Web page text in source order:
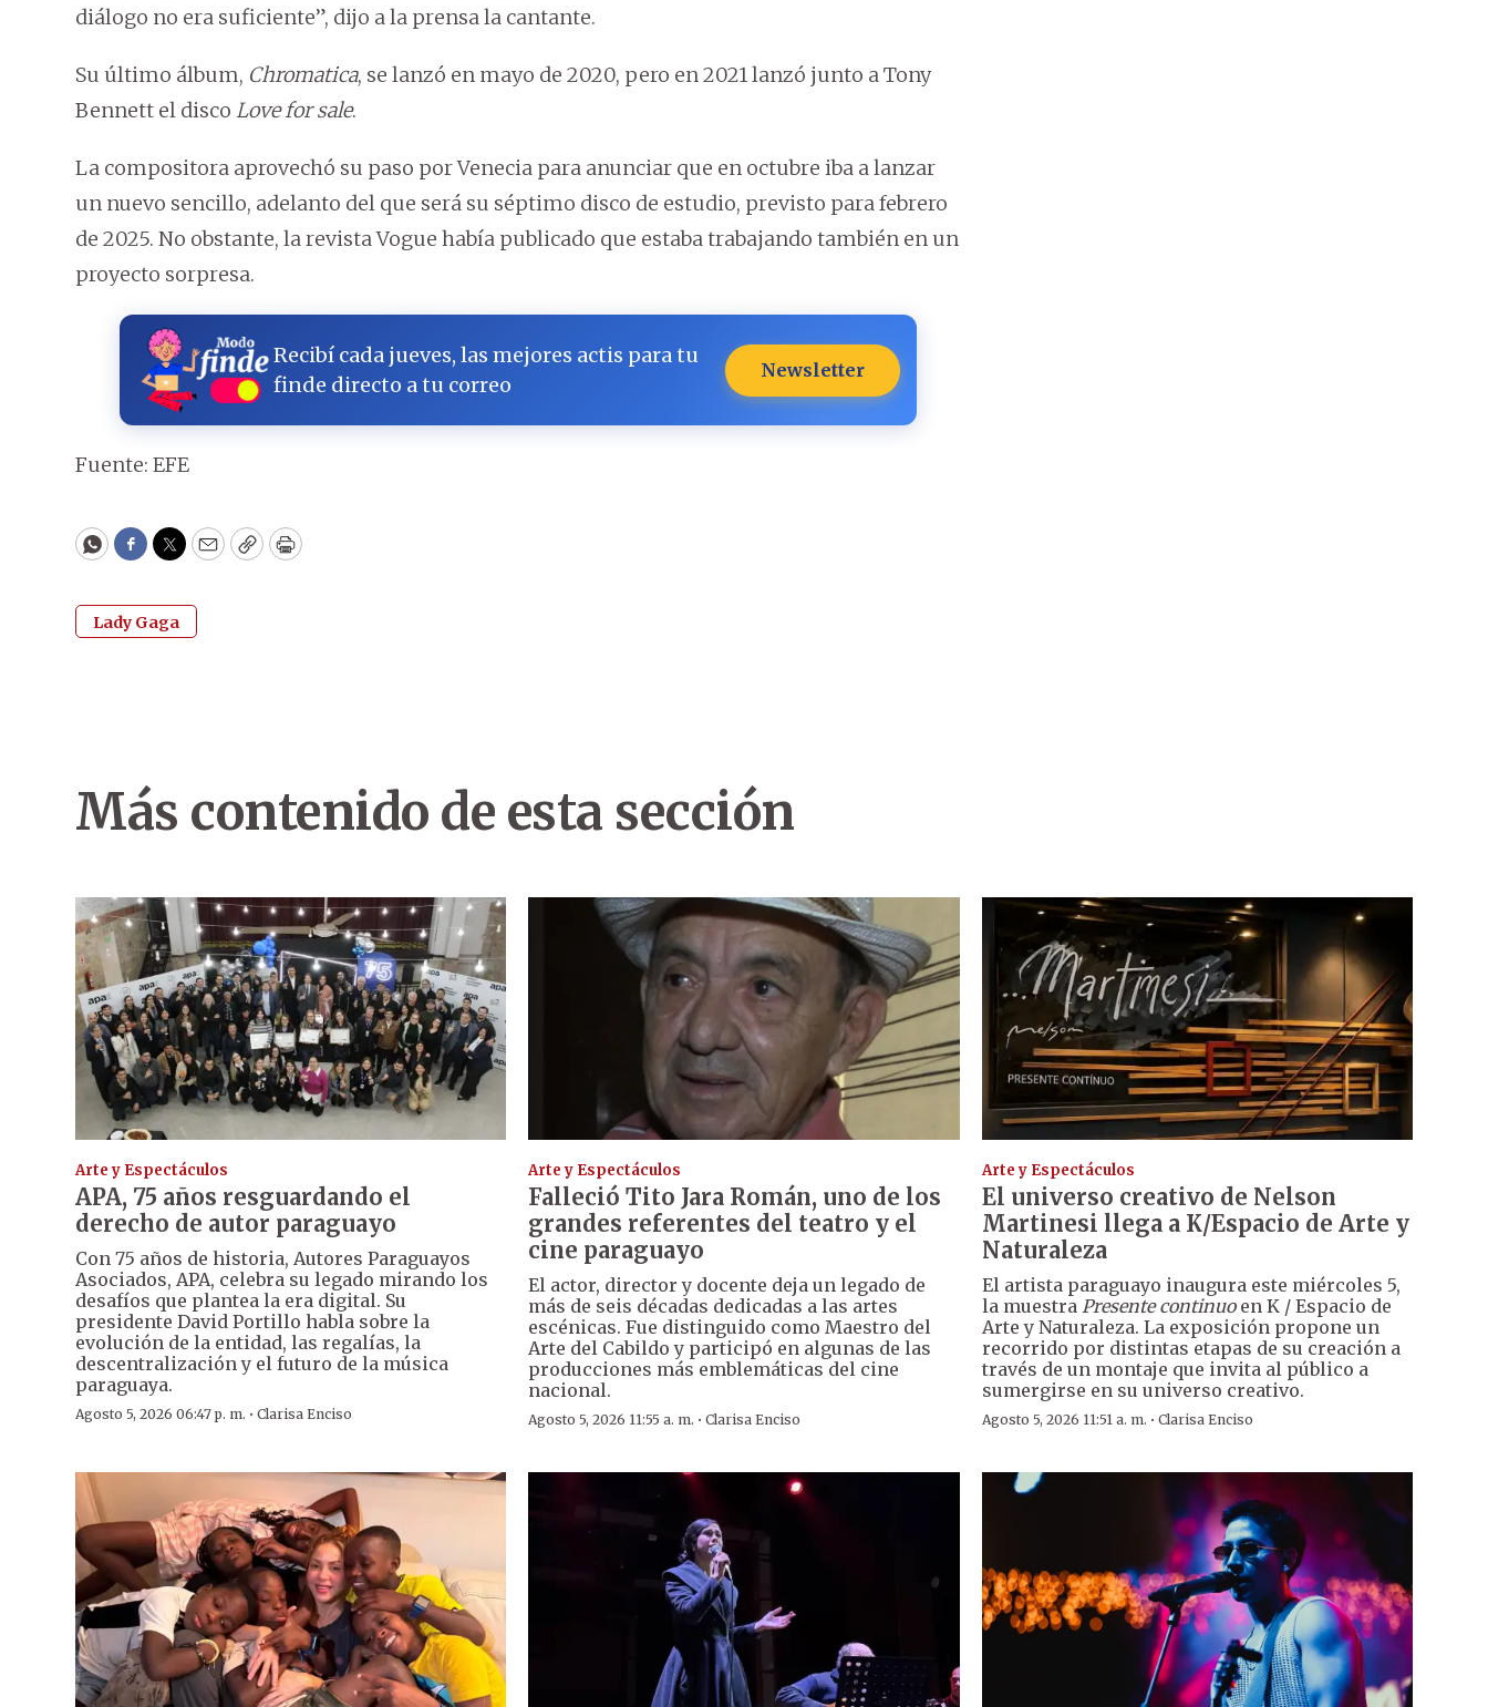
diálogo no era suficiente”, dijo a la prensa la cantante.
Su último álbum, Chromatica, se lanzó en mayo de 2020, pero en 2021 lanzó junto a Tony
Bennett el disco Love for sale.
La compositora aprovechó su paso por Venecia para anunciar que en octubre iba a lanzar
un nuevo sencillo, adelanto del que será su séptimo disco de estudio, previsto para febrero
de 2025. No obstante, la revista Vogue había publicado que estaba trabajando también en un
proyecto sorpresa.
Recibí cada jueves, las mejores actis para tu
finde directo a tu correo
Newsletter
Fuente: EFE
WhatsApp
Facebook
Twitter
EmailCopyPrint
Lady Gaga
Más contenido de esta sección
Arte y Espectáculos
APA, 75 años resguardando el
derecho de autor paraguayo
Con 75 años de historia, Autores Paraguayos
Asociados, APA, celebra su legado mirando los
desafíos que plantea la era digital. Su
presidente David Portillo habla sobre la
evolución de la entidad, las regalías, la
descentralización y el futuro de la música
paraguaya.
Agosto 5, 2026 06:47 p. m. · Clarisa Enciso
Arte y Espectáculos
Falleció Tito Jara Román, uno de los
grandes referentes del teatro y el
cine paraguayo
El actor, director y docente deja un legado de
más de seis décadas dedicadas a las artes
escénicas. Fue distinguido como Maestro del
Arte del Cabildo y participó en algunas de las
producciones más emblemáticas del cine
nacional.
Agosto 5, 2026 11:55 a. m. ·Clarisa Enciso
Arte y Espectáculos
El universo creativo de Nelson
Martinesi llega a K/Espacio de Arte y
Naturaleza
El artista paraguayo inaugura este miércoles 5,
la muestra Presente continuoen K / Espacio de
Arte y Naturaleza. La exposición propone un
recorrido por distintas etapas de su creación a
través de un montaje que invita al público a
sumergirse en su universo creativo.
Agosto 5, 2026 11:51 a. m. · Clarisa Enciso